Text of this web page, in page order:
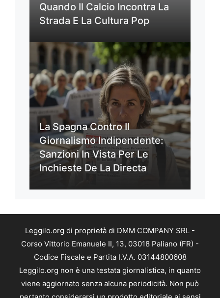
Quando Il Calcio Incontra La
Strada E La Cultura Pop
La Spagna Contro Il
Giornalismo Indipendente:
Sanzioni In Vista Per Le
Inchieste De La Directa
Leggilo.org di proprietà di DMM COMPANY SRL -
Corso Vittorio Emanuele II, 13, 03018 Paliano (FR) -
Codice Fiscale e Partita I.V.A. 03144800608
Leggilo.org non è una testata giornalistica, in quanto
viene aggiornato senza alcuna periodicità. Non può